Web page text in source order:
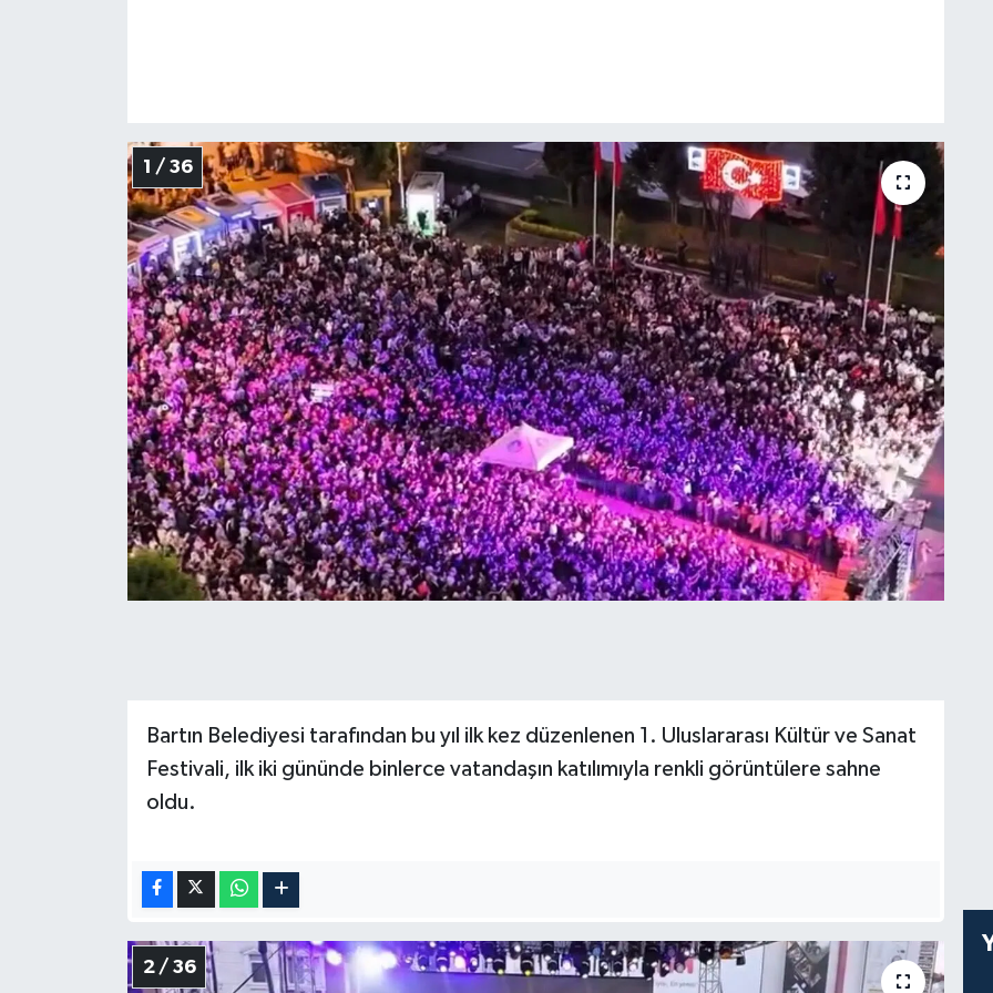
1 / 36
Bartın Belediyesi tarafından bu yıl ilk kez düzenlenen 1. Uluslararası Kültür ve Sanat
Festivali, ilk iki gününde binlerce vatandaşın katılımıyla renkli görüntülere sahne
oldu.
2 / 36